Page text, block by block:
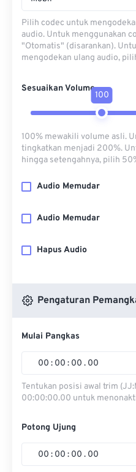
Pilih codec untuk
audio. Untuk menggunakan
"Otomatis" (disarankan).
mengodekan ulang audio,
Sesuaikan Volume
100
100% mewakili volume asli.
tingkatkan menjadi 200%.
hingga setengahnya, pilih
Audio Memudar
Audio Memudar
Hapus Audio
Pengaturan
Mulai Pangkas
00 : 00 : 00 . 00
Tentukan posisi awal trim
00:00:00.00 untuk
Potong Ujung
00 : 00 : 00 . 00